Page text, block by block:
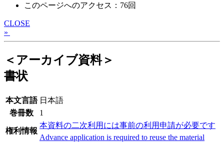
このページへのアクセス：76回
CLOSE
»
＜アーカイブ資料＞
書状
本文言語 日本語
巻冊数
1
権利情報
本資料の二次利用には事前の利用申請が必要です
Advance application is required to reuse the material